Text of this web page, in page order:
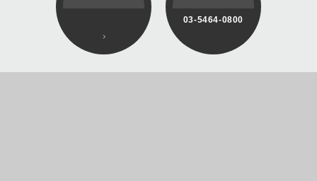
03-5464-0800